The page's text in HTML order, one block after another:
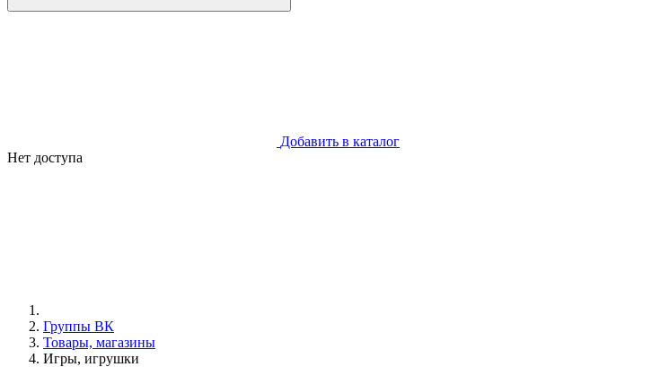
Добавить в каталог
Нет доступа
Группы ВК
Товары, магазины
Игры, игрушки